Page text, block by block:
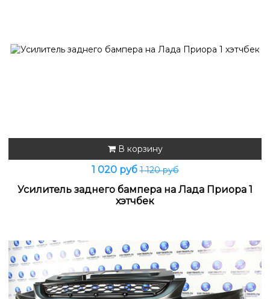
В корзину
1 020 руб1 120 руб
Усилитель заднего бампера на Лада Приора 1
хэтчбек